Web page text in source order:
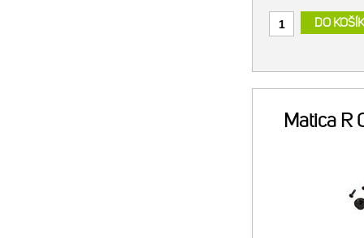
DO
Matica R